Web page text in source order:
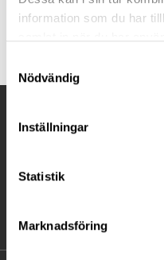
information som du har
Nödvändig
Inställningar
Statistik
Marknadsföring